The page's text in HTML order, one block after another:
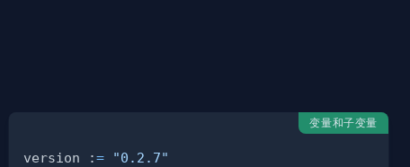
变量和子变量
version :=
"0.2.7"